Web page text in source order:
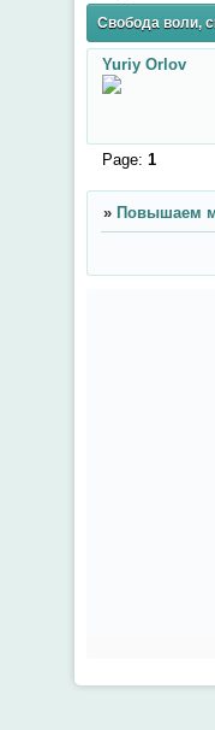
Свобода воли,
Yuriy Orlov
Page: 1
» Повышаем